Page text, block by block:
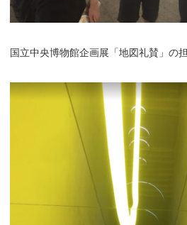
国立中央博物館企画展「地図礼賛」の